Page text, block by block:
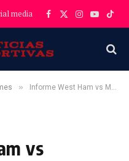
media Facebook
X
Instagram
YouTube
» Informe West Ham vs Manchester United 2-1: dramática victoria de último momento para los Hammers en el estadio de Londres
vs